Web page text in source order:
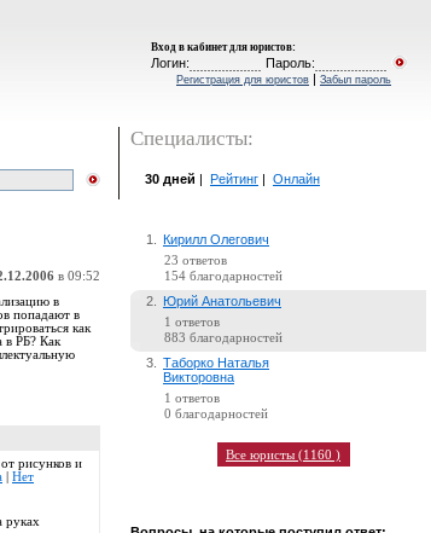
Вход в кабинет для юристов:
Логин: Пароль:
Регистрация для юристов | Забыл пароль
в 09:52
в
попадают в
как
в РБ? Как
рисунков и
Нет
руках
Специалисты:
30 дней Рейтинг Онлайн
1. Кирилл Олегович
23 ответов
154 благодарностей
2. Юрий Анатольевич
1 ответов
883 благодарностей
3.
Таборко Наталья
Викторовна
1 ответов
0 благодарностей
Все юристы (1160 )